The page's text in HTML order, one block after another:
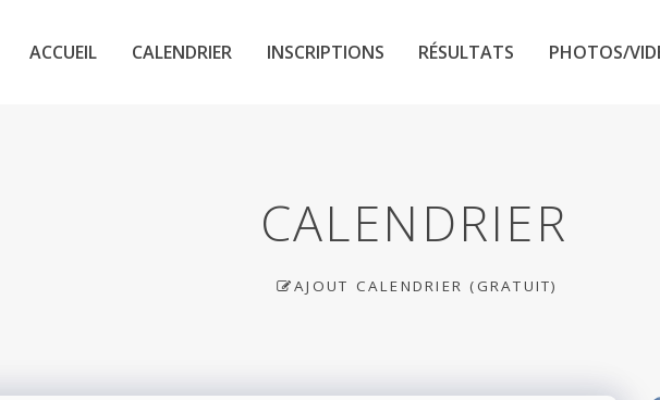
ACCUEIL CALENDRIER INSCRIPTIONS RÉSULTATS PHOTOS/
CALENDRIER
AJOUT CALENDRIER (GRATUIT)